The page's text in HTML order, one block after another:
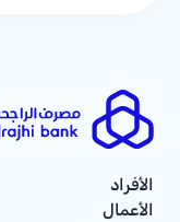
الأفراد
الأعمال